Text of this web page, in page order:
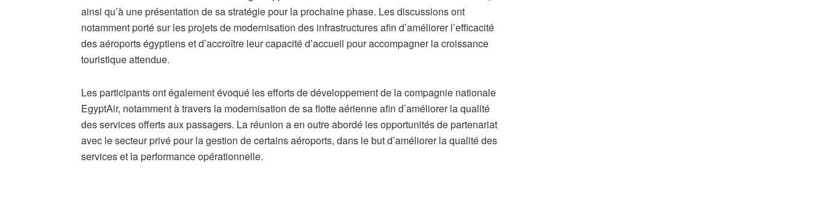
ainsi qu’à une présentation de sa stratégie pour la prochaine phase. Les discussions ont
notamment porté sur les projets de modernisation des infrastructures afin d’améliorer l’efficacité
des aéroports égyptiens et d’accroître leur capacité d’accueil pour accompagner la croissance
touristique attendue.
Les participants ont également évoqué les efforts de développement de la compagnie nationale
EgyptAir, notamment à travers la modernisation de sa flotte aérienne afin d’améliorer la qualité
des services offerts aux passagers. La réunion a en outre abordé les opportunités de partenariat
avec le secteur privé pour la gestion de certains aéroports, dans le but d’améliorer la qualité des
services et la performance opérationnelle.